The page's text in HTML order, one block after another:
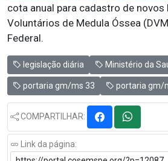
cota anual para cadastro de novos
Voluntários de Medula Óssea
Federal.
legislação diária Ministério da
portaria gm/ms 33 portaria gm/
COMPARTILHAR:
Link da página: